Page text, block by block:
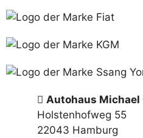
Autohaus Michael
Holstenhofweg 55
22043 Hamburg